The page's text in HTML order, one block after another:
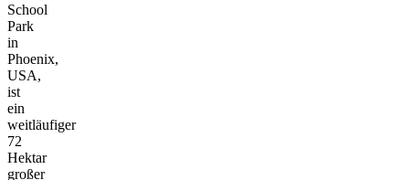
School
Park
in
Phoenix,
USA,
ist
ein
weitläufiger
72
Hektar
großer